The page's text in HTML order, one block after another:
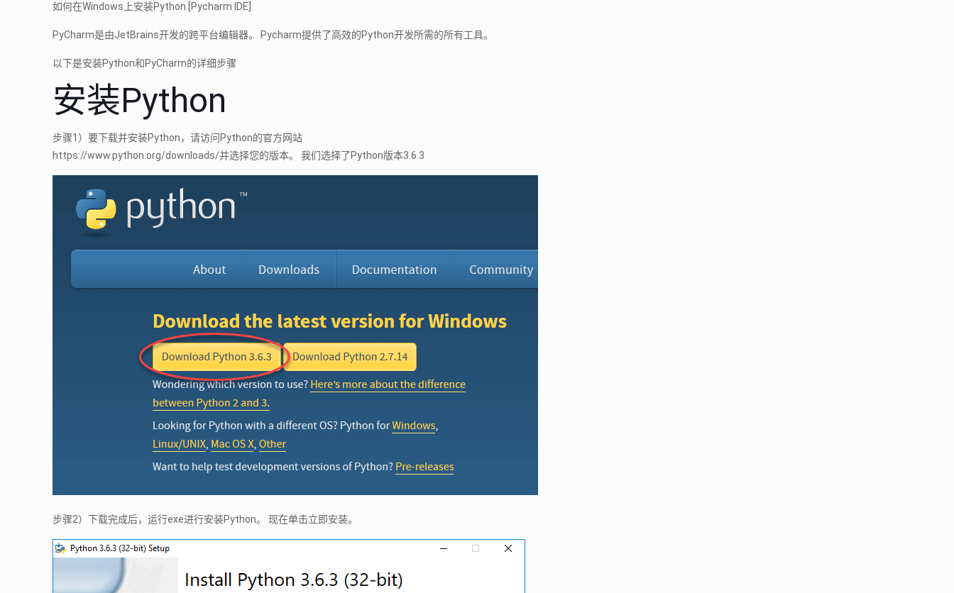
如何在Windows上安装Python [Pycharm IDE]
PyCharm是由JetBrains开发的跨平台编辑器。 Pycharm提供了高效的Python开发所需的所有工具。
以下是安装Python和PyCharm的详细步骤
安装Python
步骤1）要下载并安装Python，请访问Python的官方网站
https://www.python.org/downloads/并选择您的版本。 我们选择了Python版本3.6.3
步骤2）下载完成后，运行exe进行安装Python。 现在单击立即安装。